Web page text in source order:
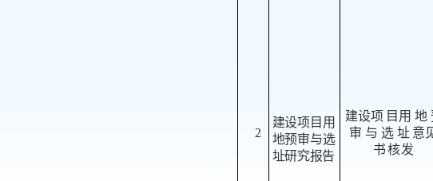
2
建设项目用
地预审与选
址研究报告
建设项 目 用 地
审 与 选 址 意
书核发